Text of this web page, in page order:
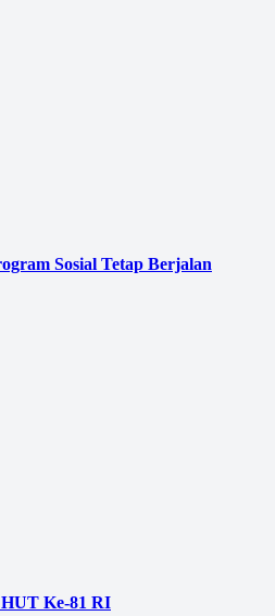
Sosial Tetap Berjalan
Ke-81 RI